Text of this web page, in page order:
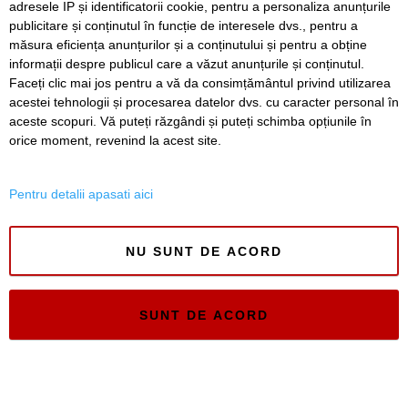
Politica de confidentialitate
Regulament postare și moderare comentarii
adresele IP și identificatorii cookie, pentru a personaliza anunțurile
publicitare și conținutul în funcție de interesele dvs., pentru a
măsura eficiența anunțurilor și a conținutului și pentru a obține
informații despre publicul care a văzut anunțurile și conținutul.
Faceți clic mai jos pentru a vă da consimțământul privind utilizarea
acestei tehnologii și procesarea datelor dvs. cu caracter personal în
aceste scopuri. Vă puteți răzgândi și puteți schimba opțiunile în
orice moment, revenind la acest site.
Pentru detalii apasati aici
NU SUNT DE ACORD
SUNT DE ACORD